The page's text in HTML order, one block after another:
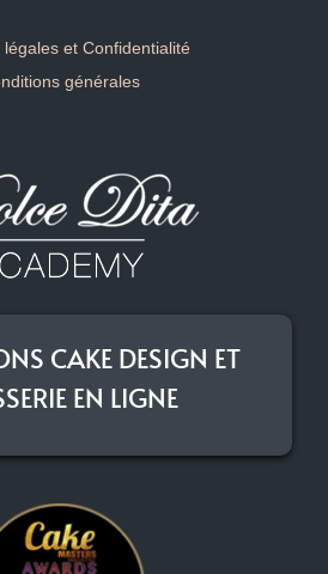
légales et Confidentialité
générales
CAKE DESIGN ET
EN LIGNE